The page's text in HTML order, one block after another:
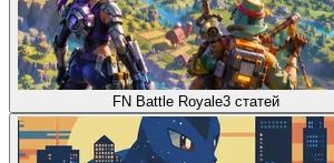
FN Battle Royale3 статей